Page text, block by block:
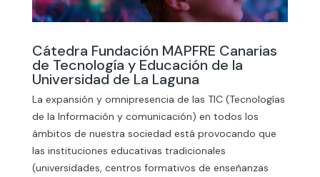
Cátedra Fundación MAPFRE Canarias
de Tecnología y Educación de la
Universidad de La Laguna
La expansión y omnipresencia de las TIC (Tecnologías
de la Información y comunicación) en todos los
ámbitos de nuestra sociedad está provocando que
las instituciones educativas tradicionales
(universidades, centros formativos de enseñanzas